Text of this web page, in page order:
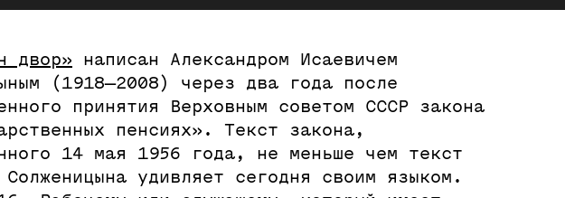
двор» написан Александром Исаевичем
(1918—2008) через два года после
принятия Верховным советом СССР закона
пенсиях». Текст закона,
14 мая 1956 года, не меньше чем текст
Солженицына удивляет сегодня своим языком.